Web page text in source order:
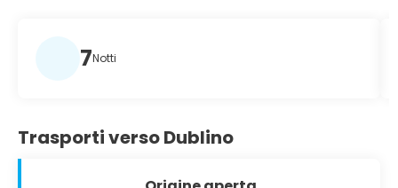
7Notti
Trasporti verso Dublino